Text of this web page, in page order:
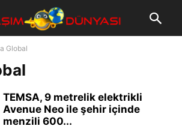
Global
TEMSA, 9 metrelik elektrikli
Avenue Neo ile şehir içinde
menzili 600...